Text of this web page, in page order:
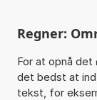
Regner:
For at opnå
det bedst at
tekst, for